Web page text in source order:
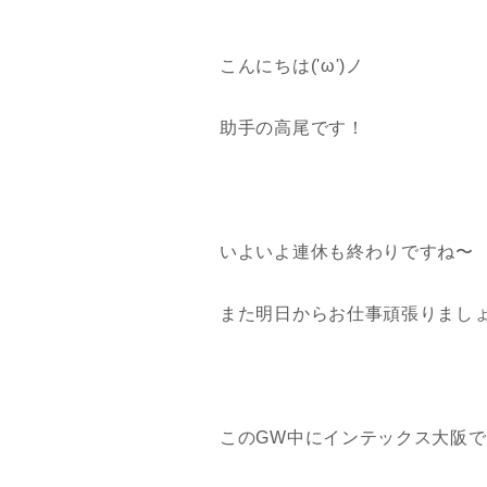
こんにちは('ω')ノ
助手の高尾です！
いよいよ連休も終わりですね〜
また明日からお仕事頑張りまし
このGW中にインテックス大阪